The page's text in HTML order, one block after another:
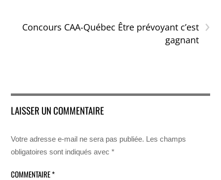
›
Concours CAA-Québec Être prévoyant c’est
gagnant
LAISSER UN COMMENTAIRE
Votre adresse e-mail ne sera pas publiée. Les champs
obligatoires sont indiqués avec*
COMMENTAIRE*